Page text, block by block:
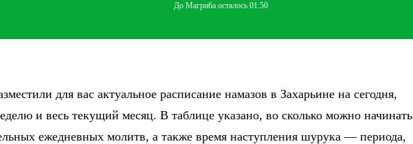
До Магриба осталось 01:50
для вас актуальное расписание намазов в Захарьине на сегодня,
и весь текущий месяц. В таблице указано, во сколько можно начинать
ежедневных молитв, а также время наступления шурука — периода,